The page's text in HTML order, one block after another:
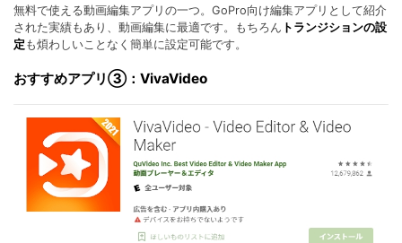
無料で使える動画編集アプリの一つ。GoPro向け編集アプリとして紹介
された実績もあり、動画編集に最適です。もちろん トランジションの設
定 も煩わしいことなく簡単に設定可能です。
おすすめアプリ③：VivaVideo